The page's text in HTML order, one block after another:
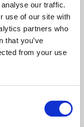
our traffic.
use of our site with
partners who
that you’ve
from your use
タ連携プラット
ポート体制～